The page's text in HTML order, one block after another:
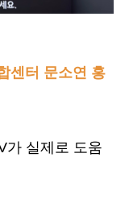
센터 문소연 홍
가 실제로 도움